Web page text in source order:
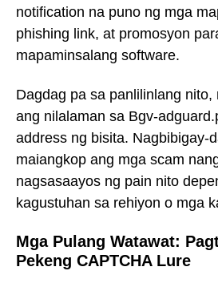
notification na puno ng mga
phishing link, at promosyon
mapaminsalang software.
Dagdag pa sa panlilinlang
ang nilalaman sa Bgv-
address ng bisita. Nagbibigay-
maiangkop ang mga scam
nagsasaayos ng pain nito
kagustuhan sa rehiyon o mga
Mga Pulang Watawat:
Pekeng CAPTCHA Lure